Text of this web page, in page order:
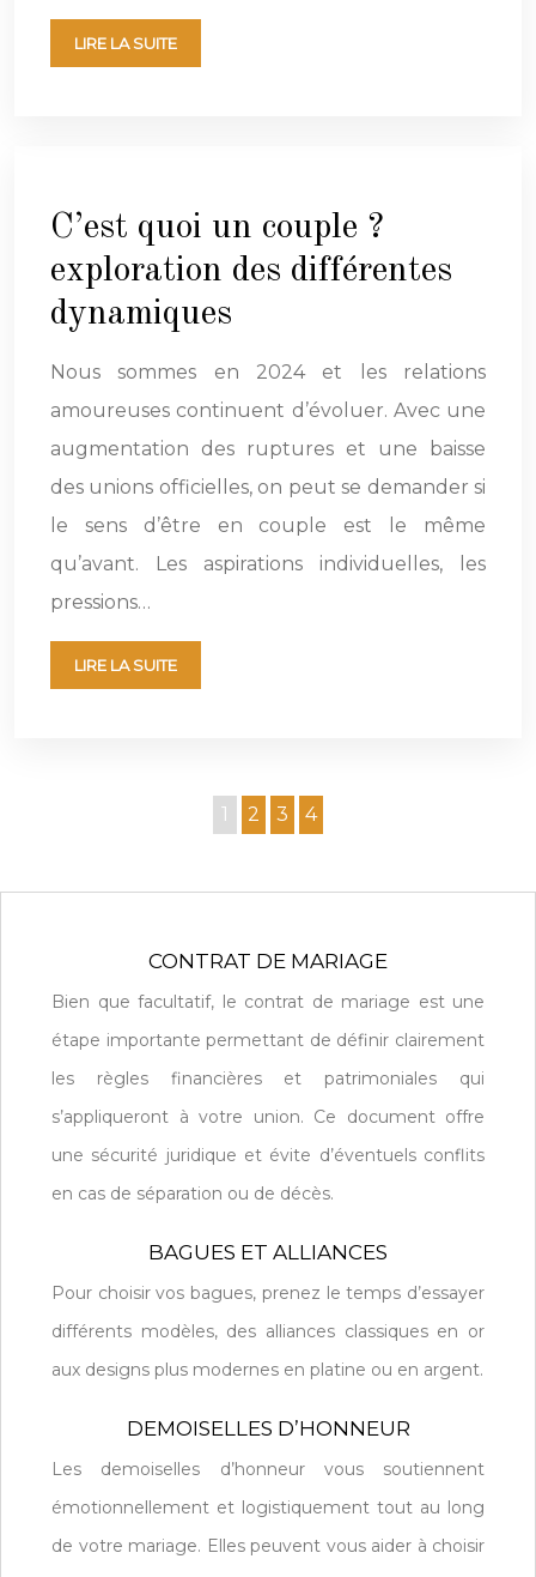
LIRE LA SUITE
C’est quoi un couple ?
exploration des différentes
dynamiques
Nous sommes en 2024 et les relations
amoureuses continuent d’évoluer. Avec une
augmentation des ruptures et une baisse
des unions officielles, on peut se demander si
le sens d’être en couple est le même
qu’avant. Les aspirations individuelles, les
pressions…
LIRE LA SUITE
1 2 3 4
CONTRAT DE MARIAGE
Bien que facultatif, le contrat de mariage est une
étape importante permettant de définir clairement
les règles financières et patrimoniales qui
s’appliqueront à votre union. Ce document offre
une sécurité juridique et évite d’éventuels conflits
en cas de séparation ou de décès.
BAGUES ET ALLIANCES
Pour choisir vos bagues, prenez le temps d’essayer
différents modèles, des alliances classiques en or
aux designs plus modernes en platine ou en argent.
DEMOISELLES D’HONNEUR
Les demoiselles d’honneur vous soutiennent
émotionnellement et logistiquement tout au long
de votre mariage. Elles peuvent vous aider à choisir